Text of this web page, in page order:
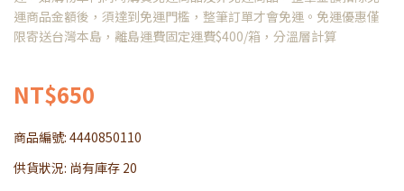
運商品金額後，須達到免運門檻，整筆訂單才會免運。免運優惠僅
限寄送台灣本島，離島運費固定運費$400/箱，分溫層計算
NT$650
商品編號: 4440850110
供貨狀況: 尚有庫存 20